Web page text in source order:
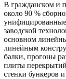
В гражданском и
около 90 %
заводской
основном
линейным
балки, прогоны
плиты
стенки бункеров